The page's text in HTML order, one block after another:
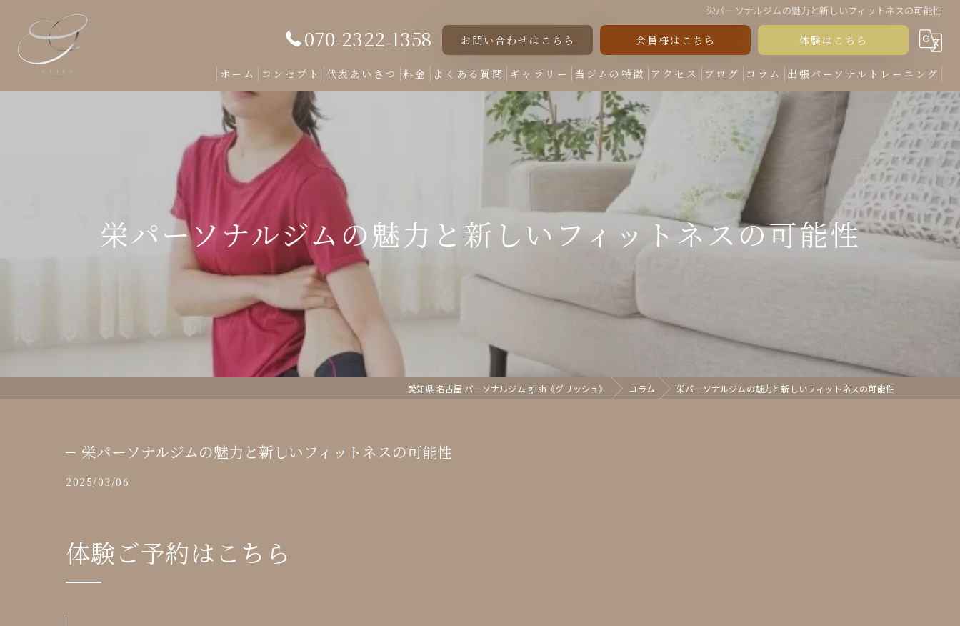
栄パーソナルジムの魅力と新しいフィットネスの可能性
070-2322-1358 お問い合わせはこちら 会員様はこちら 体験はこちら
ホーム コンセプト 代表あいさつ 料金 よくある質問 ギャラリー 当ジムの特徴
女性専用
美脚
アクセス ブログ コラム 出張パーソナルトレーニング
栄パーソナルジムの魅力と新しいフィットネスの可能性
愛知県 名古屋 パーソナルジム glish《グリッシュ》 コラム 栄パーソナルジムの魅力と新しいフィットネスの可能性
栄パーソナルジムの魅力と新しいフィットネスの可能性
2025/03/06
体験ご予約はこちら